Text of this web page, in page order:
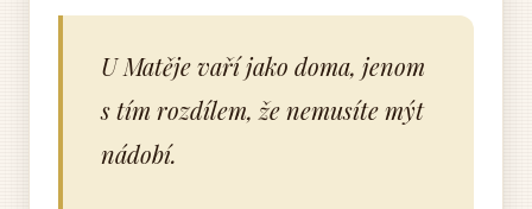
U Matěje vaří jako doma, jenom
s tím rozdílem, že nemusíte mýt
nádobí.